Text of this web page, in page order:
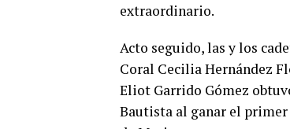
extraordinario.
Acto seguido, las y los
Coral Cecilia Hernández
Eliot Garrido Gómez
Bautista al ganar el